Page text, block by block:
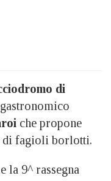
di
che propone
di fagioli borlotti.
la 9^ rassegna